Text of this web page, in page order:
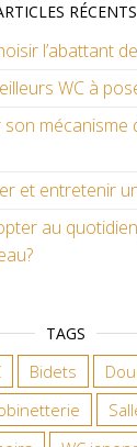
RÉCENTS
l’abattant
WC à
mécanisme
et entretenir
au
TAGS
Bidets